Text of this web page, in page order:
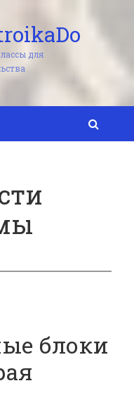
для
блоки